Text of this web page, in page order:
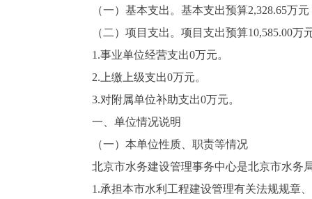
（一）基本支出。基本支出预算2,328.65万元
（二）项目支出。项目支出预算10,585.00万元
1.事业单位经营支出0万元。
2.上缴上级支出0万元。
3.对附属单位补助支出0万元。
一、单位情况说明
（一）本单位性质、职责等情况
北京市水务建设管理事务中心是北京市水务
1.承担本市水利工程建设管理有关法规规章、